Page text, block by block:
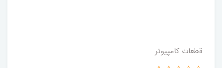
قطعات کامپیوتر